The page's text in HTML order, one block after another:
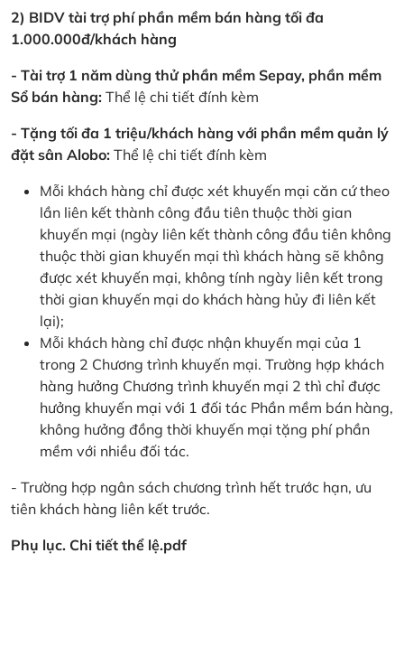
2) BIDV tài trợ phí phần mềm bán hàng tối đa
1.000.000đ/khách hàng
- Tài trợ 1 năm dùng thử phần mềm Sepay, phần mềm
Sổ bán hàng: Thể lệ chi tiết đính kèm
- Tặng tối đa 1 triệu/khách hàng với phần mềm quản lý
đặt sân Alobo: Thể lệ chi tiết đính kèm
Mỗi khách hàng chỉ được xét khuyến mại căn cứ theo
lần liên kết thành công đầu tiên thuộc thời gian
khuyến mại (ngày liên kết thành công đầu tiên không
thuộc thời gian khuyến mại thì khách hàng sẽ không
được xét khuyến mại, không tính ngày liên kết trong
thời gian khuyến mại do khách hàng hủy đi liên kết
lại);
Mỗi khách hàng chỉ được nhận khuyến mại của 1
trong 2 Chương trình khuyến mại. Trường hợp khách
hàng hưởng Chương trình khuyến mại 2 thì chỉ được
hưởng khuyến mại với 1 đối tác Phần mềm bán hàng,
không hưởng đồng thời khuyến mại tặng phí phần
mềm với nhiều đối tác.
- Trường hợp ngân sách chương trình hết trước hạn, ưu
tiên khách hàng liên kết trước.
Phụ lục. Chi tiết thể lệ.pdf